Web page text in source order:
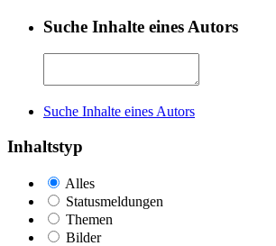
Suche Inhalte eines Autors
Suche Inhalte eines Autors
Inhaltstyp
Alles
Statusmeldungen
Themen
Bilder